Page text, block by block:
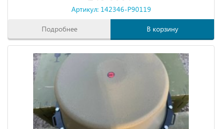
Артикул: 142346-P90119
Подробнее В корзину